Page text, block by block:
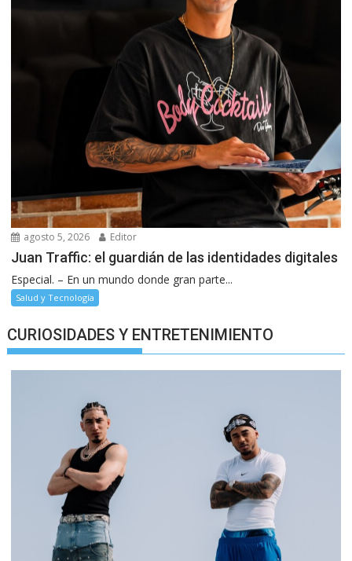
agosto 5, 2026 Editor
Juan Traffic: el guardián de las identidades digitales
Especial. – En un mundo donde gran parte...
Salud y Tecnología
CURIOSIDADES Y ENTRETENIMIENTO